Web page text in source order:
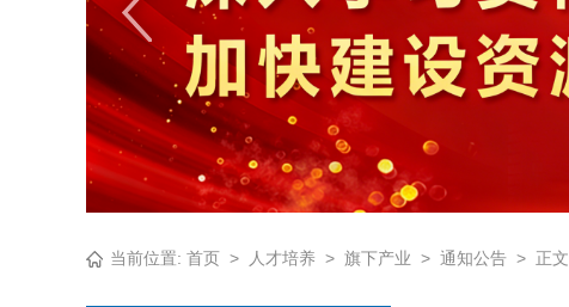
当前位置: 首页 > 人才培养 > 旗下产业 > 通知公告 > 正文